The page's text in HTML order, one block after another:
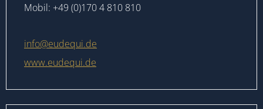
Mobil: +49 (0)170 4 810 810
info@eudequi.de
www.eudequi.de